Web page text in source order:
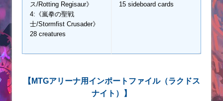
ス/Rotting Regisaur》
4:《嵐拳の聖戦
士/Stormfist Crusader》
28 creatures
15 sideboard cards
【MTGアリーナ用インポートファイル（ラクドス
ナイト）】